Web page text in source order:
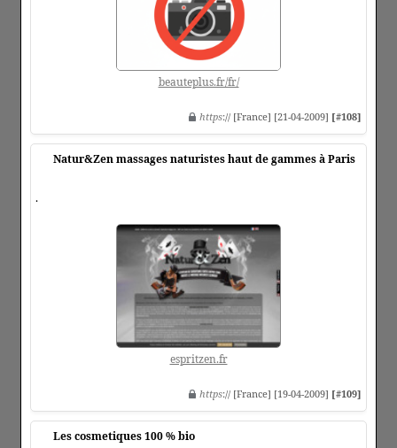
beauteplus.fr/fr/
https:// [France] [21-04-2009] [#108]
Natur&Zen massages naturistes haut de gammes à Paris
.
espritzen.fr
https:// [France] [19-04-2009] [#109]
Les cosmetiques 100 % bio